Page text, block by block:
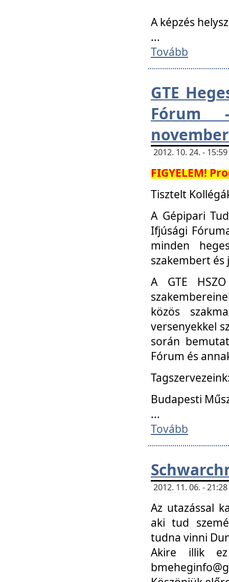
A képzés
...
Tovább
GTE
Fórum
2012. 10. 24. -
FIGYELEM!
Tisztelt
A Gépipari
Ifjúsági
minden
szakembert
A GTE
közös
versenyekkel
során
Fórum és
Budapesti
...
Tovább
2012. 11. 06. -
Az utazással
aki tud
tudna vinni
Akire illik